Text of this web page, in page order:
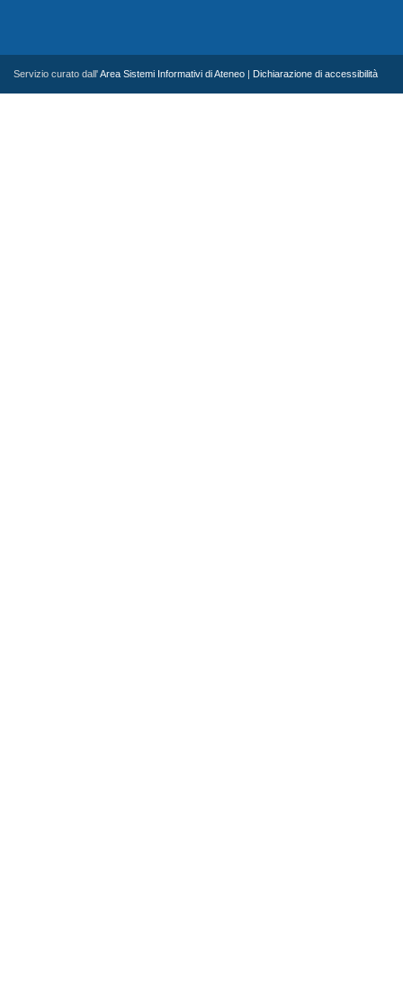
Servizio curato dall'Area Sistemi Informativi di Ateneo Dichiarazione di accessibilità